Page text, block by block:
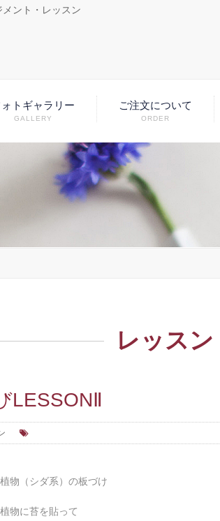
ント・レッスン
トギャラリー
GALLERY
ご注文について
ORDER
レッスン
LESSONⅡ
物（シダ系）の板づけ
物に苔を貼って